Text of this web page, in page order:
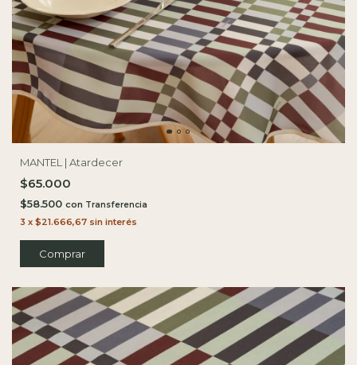
MANTEL | Atardecer
$65.000
$58.500 con
3 x $21.666,67 sin interés
Comprar